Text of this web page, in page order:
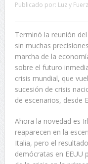
Publicado por: Luz y
Terminó la reunión
sin muchas
marcha de la
sobre el futuro
crisis mundial, que
sucesión de crisis
de escenarios, desde
Ahora la novedad es
reaparecen en la
Italia, pero el
demócratas en EEUU